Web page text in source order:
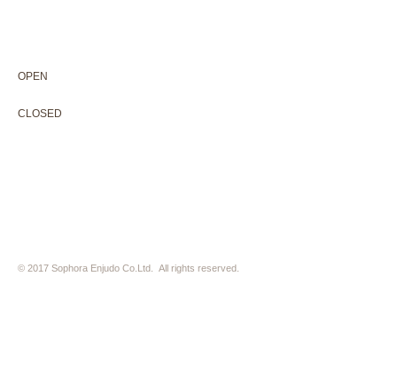
OPEN
CLOSED
© 2017 Sophora Enjudo Co.Ltd. All rights reserved.